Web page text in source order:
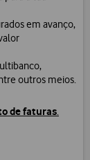
em avanço,
outros meios.
de faturas.